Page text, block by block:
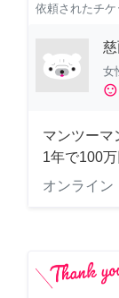
依頼されたチケ
女
sentiment_satisfied
マンツーマ
1年で100万
オンライン